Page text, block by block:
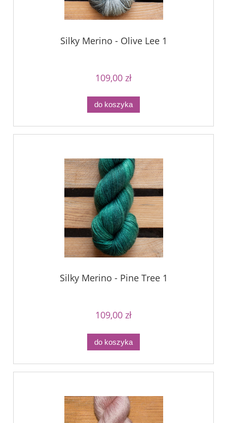
Silky Merino - Olive Lee 1
109,00 zł
do koszyka
Silky Merino - Pine Tree 1
109,00 zł
do koszyka